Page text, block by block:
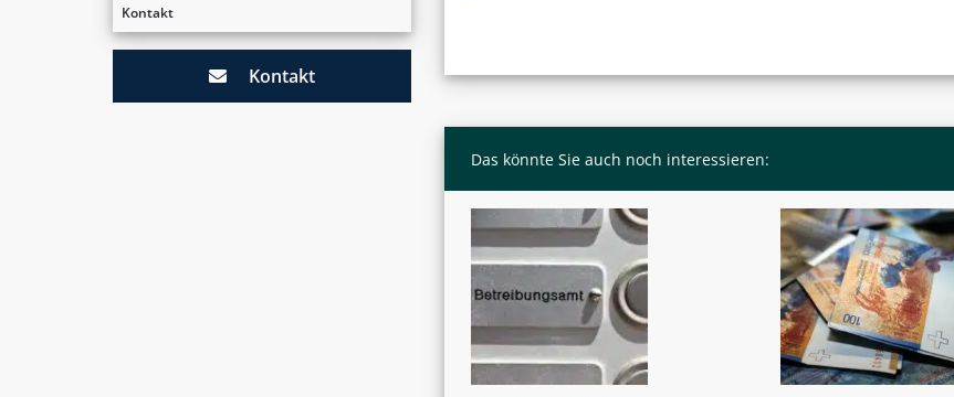
Kontakt
Kontakt
Das könnte Sie auch noch interessieren: